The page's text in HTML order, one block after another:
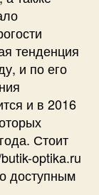
тенденция
и по его
и в 2016
Стоит
optika.ru
доступным